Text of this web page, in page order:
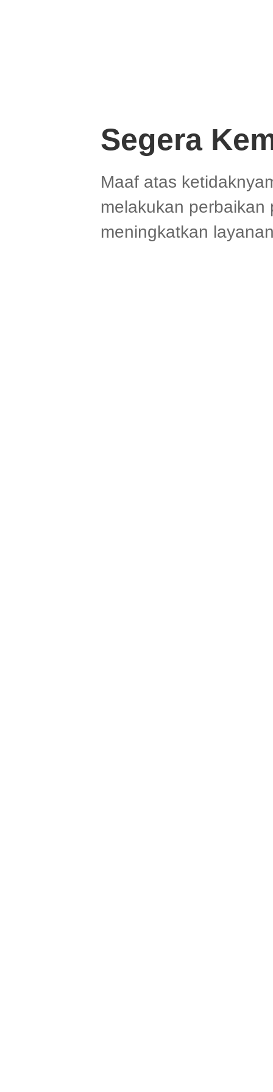
Segera
Maaf atas
melakukan
meningkatkan